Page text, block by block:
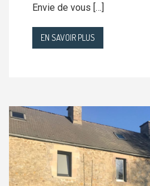
Envie de vous […]
EN SAVOIR PLUS